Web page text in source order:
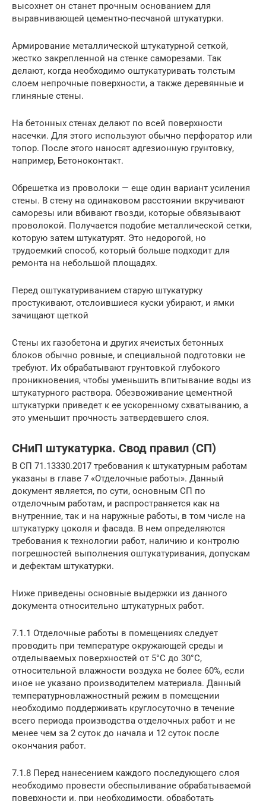
высохнет он станет прочным основанием для
выравнивающей цементно-песчаной штукатурки.
Армирование металлической штукатурной сеткой,
жестко закрепленной на стенке саморезами. Так
делают, когда необходимо оштукатуривать толстым
слоем непрочные поверхности, а также деревянные и
глиняные стены.
На бетонных стенах делают по всей поверхности
насечки. Для этого используют обычно перфоратор или
топор. После этого наносят адгезионную грунтовку,
например, Бетоноконтакт.
Обрешетка из проволоки — еще один вариант усиления
стены. В стену на одинаковом расстоянии вкручивают
саморезы или вбивают гвозди, которые обвязывают
проволокой. Получается подобие металлической сетки,
которую затем штукатурят. Это недорогой, но
трудоемкий способ, который больше подходит для
ремонта на небольшой площадях.
Перед оштукатуриванием старую штукатурку
простукивают, отслоившиеся куски убирают, и ямки
зачищают щеткой
Стены их газобетона и других ячеистых бетонных
блоков обычно ровные, и специальной подготовки не
требуют. Их обрабатывают грунтовкой глубокого
проникновения, чтобы уменьшить впитывание воды из
штукатурного раствора. Обезвоживание цементной
штукатурки приведет к ее ускоренному схватыванию, а
это уменьшит прочность затвердевшего слоя.
СНиП штукатурка. Свод правил (СП)
В СП 71.13330.2017 требования к штукатурным работам
указаны в главе 7 «Отделочные работы». Данный
документ является, по сути, основным СП по
отделочным работам, и распространяется как на
внутренние, так и на наружные работы, в том числе на
штукатурку цоколя и фасада. В нем определяются
требования к технологии работ, наличию и контролю
погрешностей выполнения оштукатуривания, допускам
и дефектам штукатурки.
Ниже приведены основные выдержки из данного
документа относительно штукатурных работ.
7.1.1 Отделочные работы в помещениях следует
проводить при температуре окружающей среды и
отделываемых поверхностей от 5°С до 30°С,
относительной влажности воздуха не более 60%, если
иное не указано производителем материала. Данный
температурновлажностный режим в помещении
необходимо поддерживать круглосуточно в течение
всего периода производства отделочных работ и не
менее чем за 2 суток до начала и 12 суток после
окончания работ.
7.1.8 Перед нанесением каждого последующего слоя
необходимо провести обеспыливание обрабатываемой
поверхности и, при необходимости, обработать